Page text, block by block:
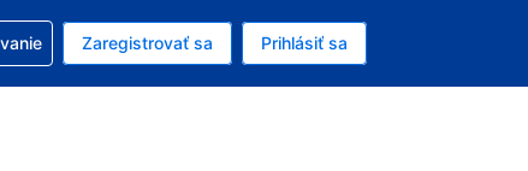
menu Americký dolár
zvolený jazyk V slovenčine
Zaregistrovať sa Prihlásiť sa